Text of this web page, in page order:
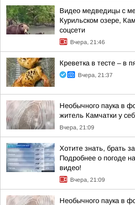
Видео медведицы с
Курильском озере,
соцсети
Вчера, 21:46
Креветка в тесте – в
Вчера, 21:37
Необычного паука в
житель Камчатки у
Вчера, 21:09
Хотите знать, брать
Подробнее о погоде
видео!
Вчера, 21:09
Необычного паука в